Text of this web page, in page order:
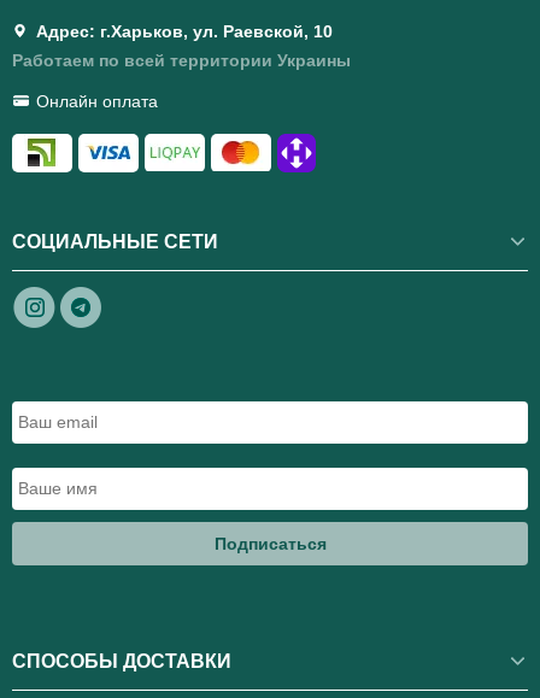
Адрес: г.Харьков, ул. Раевской, 10
Работаем по всей территории Украины
Онлайн оплата
СОЦИАЛЬНЫЕ СЕТИ
Подписаться
СПОСОБЫ ДОСТАВКИ